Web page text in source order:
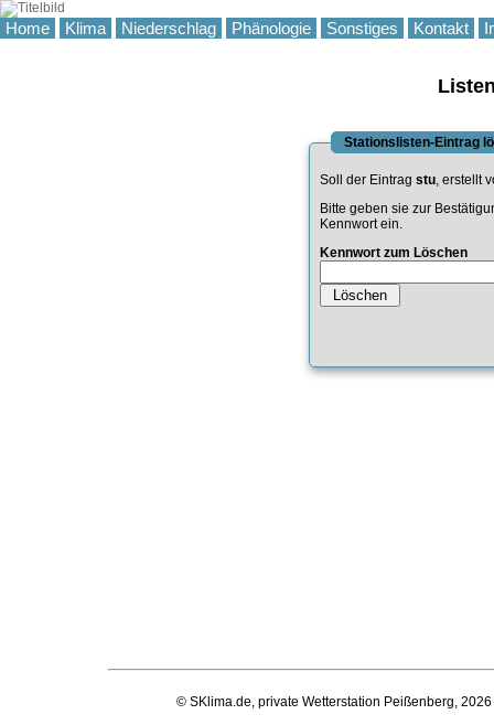
Home Klima Niederschlag Phänologie Sonstiges Kontakt
Stationslisten-Eintrag
Soll der Eintrag stu, erstellt
Bitte geben sie zur
Kennwort ein.
Kennwort zum Löschen
© SKlima.de, private Wetterstation Peißenberg,